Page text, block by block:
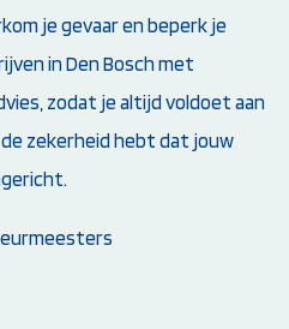
Overige
je gevaar en beperk je
in Den Bosch met
zodat je altijd voldoet aan
zekerheid hebt dat jouw